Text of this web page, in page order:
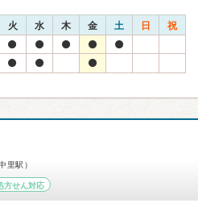
火 水 木 金 土 日 祝
里駅）
方せん対応